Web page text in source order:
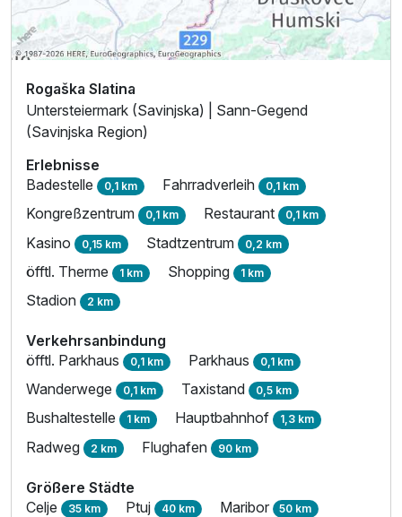
Rogaška Slatina
Untersteiermark (Savinjska) | Sann-Gegend
(Savinjska Region)
Erlebnisse
Badestelle 0,1 km Fahrradverleih 0,1 km
Kongreßzentrum 0,1 km Restaurant 0,1 km
Kasino 0,15 km Stadtzentrum 0,2 km
öfftl. Therme 1 km Shopping 1 km
Stadion 2 km
Verkehrsanbindung
öfftl. Parkhaus 0,1 km Parkhaus 0,1 km
Wanderwege 0,1 km Taxistand 0,5 km
Bushaltestelle 1 km Hauptbahnhof 1,3 km
Radweg 2 km Flughafen 90 km
Größere Städte
Celje 35 km Ptuj 40 km Maribor 50 km